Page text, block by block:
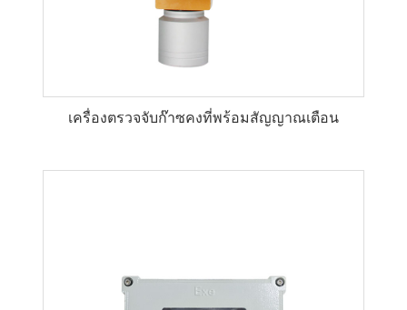
เครื่องตรวจจับก๊าซคงที่พร้อมสัญญาณเตือน